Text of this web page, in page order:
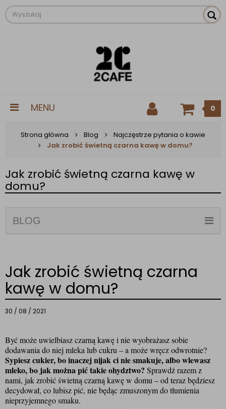
MENU 0
Strona główna Blog
Najczęstrze pytania o kawie
Jak zrobić świetną czarna kawę w domu?
Jak zrobić świetną czarna kawę w
domu?
BLOG
Jak zrobić świetną czarna
kawę w domu?
30 / 08 / 2021
Być może uwielbiasz czarną kawę i nie wyobrażasz sobie
Sypiesz cukier, bo inaczej nijak ci nie smakuje, albo wlewasz
mleko, bo jak można pić takie ohydztwo? Sprawdź razem z
nami, jak zrobić świetną czarną kawę w domu – od teraz będziesz
decydował, co lubisz pić, nie będąc zmuszonym do tłumienia
nieprzyjemnego smaku.